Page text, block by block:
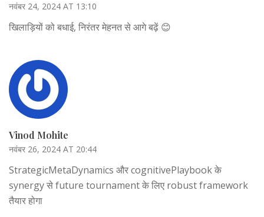
नवंबर 24, 2024 AT 13:10
खिलाड़ियों को बधाई, निरंतर मेहनत से आगे बढ़ें 😊
Vinod Mohite
नवंबर 26, 2024 AT 20:44
StrategicMetaDynamics और cognitivePlaybook के
synergy से future tournament के लिए robust framework
तैयार होगा